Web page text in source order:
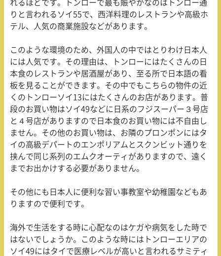
れるほどです。トンローで最も賑やかなのはトンロー通
りと言われるソイ55で、西洋料理のレストランや高級ホ
テル、人気の商業施設などがあります。
このような環境のため、外国人の中ではとりわけ日本人
には人気です。その理由は、トンローにはたくさんの日
本食のレストランや居酒屋があり、至る所で日本語の看
板を見ることができます。その中でもこちらの物件の近
くのトンローソイ13にはたくさんのお店があります。普
段のお買い物はソイ49などに日系のフジスーパー３号店
と４号店がありますので日本食のお買い物には不自由し
ません。その他のお買い物は、お隣のプロンポンにはタ
イの高級デパートのエンポリアムとスクンビット通りを
挟んで同じ系列のエムクオーティがありますので、遠く
までお出かけする必要がありません。
その他にも日本人に便利な習い事教室や幼稚園などもあ
りますので便利です。
海外で生活をする時に心配なのはケガや病気をした時で
はないでしょうか。このような時にはトンローエリアの
ソイ49にはタイで医療レベルが高いと言われるサミティ